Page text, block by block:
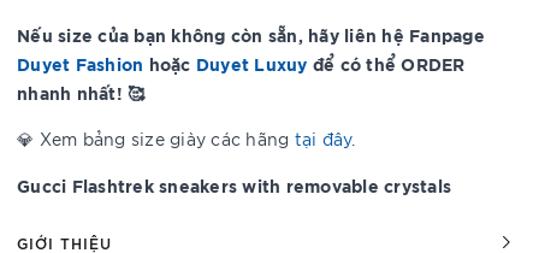
Nếu size của bạn không còn sẵn, hãy liên hệ Fanpage
Duyet Fashion hoặc Duyet Luxuy để có thể ORDER
nhanh nhất! 🥰
💎 Xem bảng size giày các hãng tại đây.
Gucci Flashtrek sneakers with removable crystals
GIỚI THIỆU